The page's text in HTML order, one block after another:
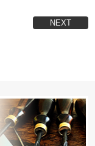
が多くなる場合も
NEXT